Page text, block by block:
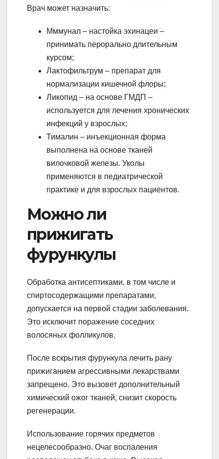
Врач может назначить:
Мммунал – настойка эхинацеи –
принимать перорально длительным
курсом;
Лактофильтрум – препарат для
нормализации кишечной флоры;
Ликопид – на основе ГМДП –
используется для лечения хронических
инфекций у взрослых;
Тималин – инъекционная форма
выполнена на основе тканей
вилочковой железы. Уколы
применяются в педиатрической
практике и для взрослых пациентов.
Можно ли
прижигать
фурункулы
Обработка антисептиками, в том числе и
спиртосодержащими препаратами,
допускается на первой стадии заболевания.
Это исключит поражение соседних
волосяных фолликулов.
После вскрытия фурункула лечить рану
прижиганием агрессивными лекарствами
запрещено. Это вызовет дополнительный
химический ожог тканей, снизит скорость
регенерации.
Использование горячих предметов
нецелесообразно. Очаг воспаления